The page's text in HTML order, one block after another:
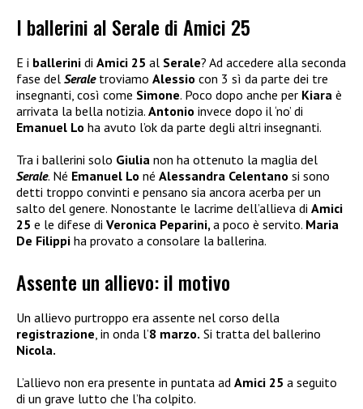
I ballerini al Serale di Amici 25
E i ballerini di Amici 25 al Serale? Ad accedere alla seconda
fase del Seraletroviamo Alessio con 3 sì da parte dei tre
insegnanti, così come Simone. Poco dopo anche per Kiara è
arrivata la bella notizia. Antonio invece dopo il ‘no’ di
Emanuel Lo ha avuto l’ok da parte degli altri insegnanti.
Tra i ballerini solo Giulia non ha ottenuto la maglia del
Serale. Né Emanuel Lo né Alessandra Celentano si sono
detti troppo convinti e pensano sia ancora acerba per un
salto del genere. Nonostante le lacrime dell’allieva di Amici
25 e le difese di Veronica Peparini,a poco è servito. Maria
De Filippi ha provato a consolare la ballerina.
Assente un allievo: il motivo
Un allievo purtroppo era assente nel corso della
registrazione , in onda l’8 marzo. Si tratta del ballerino
Nicola.
L’allievo non era presente in puntata ad Amici 25 a seguito
di un grave lutto che l’ha colpito.